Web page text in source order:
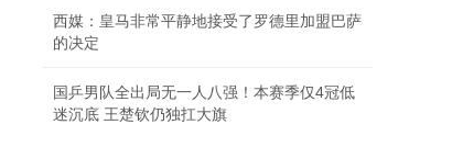
西媒：皇马非常平静地接受了罗德里加盟巴萨
的决定
国乒男队全出局无一人八强！本赛季仅4冠低
迷沉底 王楚钦仍独扛大旗